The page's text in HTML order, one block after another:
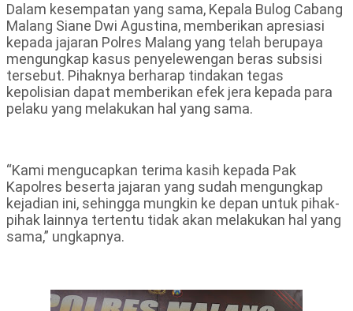
Dalam kesempatan yang sama, Kepala Bulog Cabang
Malang Siane Dwi Agustina, memberikan apresiasi
kepada jajaran Polres Malang yang telah berupaya
mengungkap kasus penyelewengan beras subsisi
tersebut. Pihaknya berharap tindakan tegas
kepolisian dapat memberikan efek jera kepada para
pelaku yang melakukan hal yang sama.
“Kami mengucapkan terima kasih kepada Pak
Kapolres beserta jajaran yang sudah mengungkap
kejadian ini, sehingga mungkin ke depan untuk pihak-
pihak lainnya tertentu tidak akan melakukan hal yang
sama,” ungkapnya.